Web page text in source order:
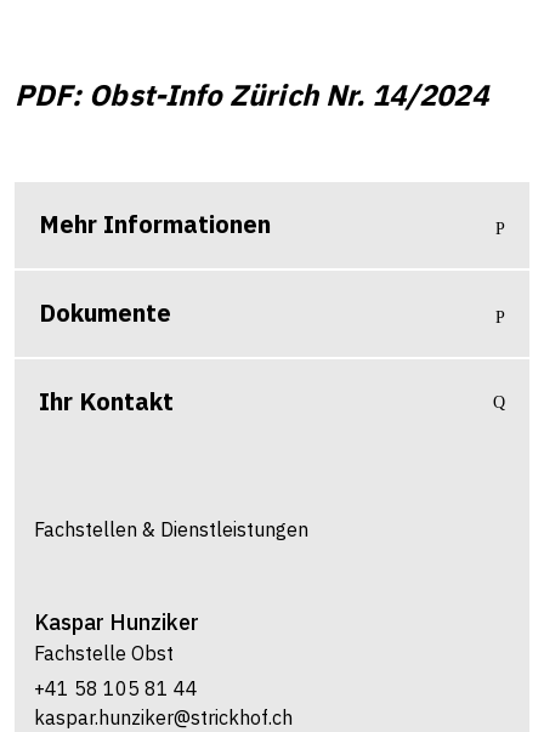
PDF: Obst-Info Zürich Nr. 14/2024
Mehr Informationen
Dokumente
Ihr Kontakt
Fachstellen & Dienstleistungen
Kaspar Hunziker
Fachstelle Obst
+41 58 105 81 44
kaspar.hunziker@strickhof.ch